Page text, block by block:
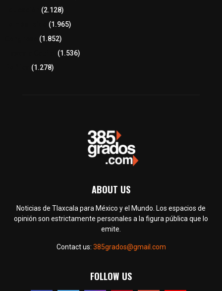
(2.128)
(1.965)
(1.852)
(1.536)
(1.278)
ABOUT US
Noticias de Tlaxcala para México y el Mundo. Los espacios de
opinión son estrictamente personales a la figura pública que lo
emite.
Contact us: 385grados@gmail.com
FOLLOW US